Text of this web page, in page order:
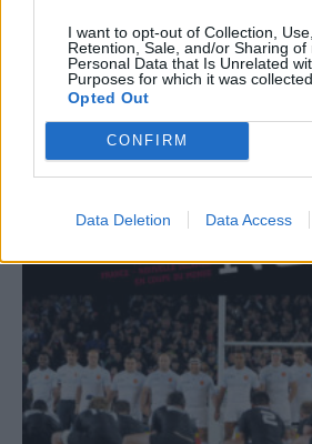
I want to opt-out of Collection, Use,
Retention, Sale, and/or Sharing of
Personal Data that Is Unrelated
Purposes for which it was collected.
Opted Out
CONFIRM
Data Deletion Data Access